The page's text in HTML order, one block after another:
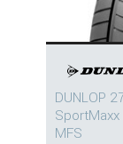
DUNLOP
SportMaxx
MFS